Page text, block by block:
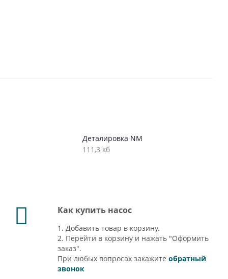
Деталировка NM
111,3 кб
Как купить насос
1. Добавить товар в корзину.
2. Перейти в корзину и нажать "Оформить
заказ".
При любых вопросах закажитеобратный
звонок